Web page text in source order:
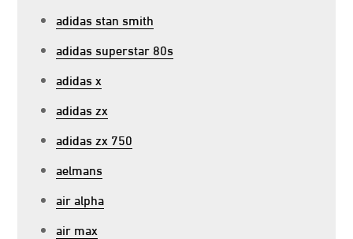
adidas stan smith
adidas superstar 80s
adidas x
adidas zx
adidas zx 750
aelmans
air alpha
air max